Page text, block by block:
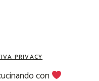
PRIVACY
con